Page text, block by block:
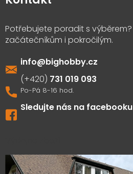
info@bighobby.cz
731 019 093
Sledujte nás na facebooku